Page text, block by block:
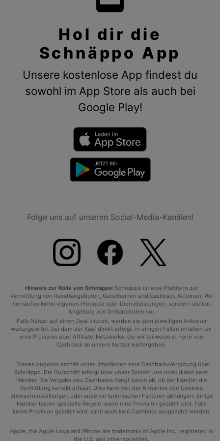
Hol dir die
Schnäppo App
Unsere kostenlose App findest du
sowohl im App Store als auch bei
Google Play!
Folge uns auf unseren Social-Media-Kanälen!
Hinweis zur Rolle von Schnäppo: Schnäppo ist eine Plattform zur
Vermittlung von Rabattangeboten, Gutscheinen und Cashback-Aktionen. Wir
verkaufen keine eigenen Produkte oder Dienstleistungen, sondern stellen
Angebote von Drittanbietern vor.
Falls Nutzer auf einen Deal klicken, werden sie zum jeweiligen Anbieter
weitergeleitet, bei dem der Kauf direkt erfolgt. In einigen Fällen erhalten wir
eine Provision über Affiliate-Netzwerke, die wir teilweise in Form von
Cashback an unsere Nutzer weitergeben.
1 Dieses Angebot enthält unter Umständen eine Cashback-Vergütung über
Schnäppo. Die Gutschrift erfolgt über unser System und nicht direkt beim
Händler. Die Vergabe des Cashbacks hängt davon ab, ob der Händler die
Vermittlung korrekt erfasst. Dies kann von der Annahme von Cookies,
Browsereinstellungen oder anderen technischen Faktoren abhängen. Einige
Händler haben spezielle Regeln, wann eine Provision gezahlt wird. Falls
keine Provision gezahlt wird, kann auch kein Cashback ausgezahlt werden.
Apple, the Apple Logo and iPhone are trademarks of Apple Inc., registered in
the U.S. and other countries.